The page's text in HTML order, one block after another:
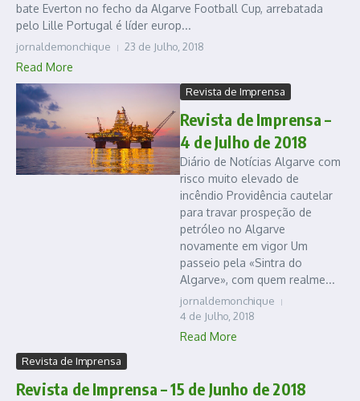
bate Everton no fecho da Algarve Football Cup, arrebatada
pelo Lille Portugal é líder europ...
jornaldemonchique 23 de Julho, 2018
Read More
Revista de Imprensa
Revista de Imprensa –
4 de Julho de 2018
Diário de Notícias Algarve com
risco muito elevado de
incêndio Providência cautelar
para travar prospeção de
petróleo no Algarve
novamente em vigor Um
passeio pela «Sintra do
Algarve», com quem realme...
jornaldemonchique
4 de Julho, 2018
Read More
Revista de Imprensa
Revista de Imprensa – 15 de Junho de 2018